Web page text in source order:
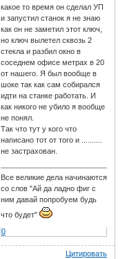
какое то время он сделал УП
и запустил станок я не знаю
как он не заметил этот ключ,
но ключ вылетел сквозь 2
стекла и разбил окно в
соседнем офисе метрах в 20
от нашего. Я был вообще в
шоке так как сам собирался
идти на станке работать. И
как никого не убило я вообще
не понял.
Так что тут у кого что
написано тот от того и ..........
не застрахован.
Все великие дела начинаются
со слов "Ай да ладно фиг с
ним давай попробуем будь
что будет"
0
Цитировать